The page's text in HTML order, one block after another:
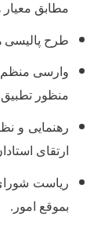
مطابق
طرح پالیسی
وارسی منظم
منظور
رهنمایی و
ارتقای
ریاست
بموقع امور.